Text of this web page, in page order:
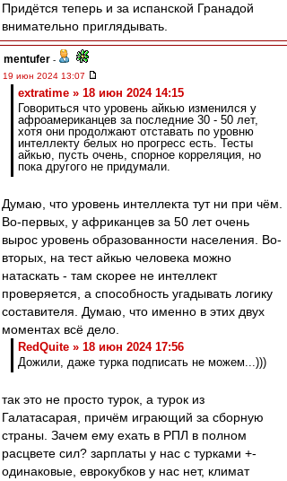
Придётся теперь и за испанской Гранадой
внимательно приглядывать.
mentufer -
19 июн 2024 13:07
extratime » 18 июн 2024 14:15
Говориться что уровень айкью изменился у
афроамериканцев за последние 30 - 50 лет,
хотя они продолжают отставать по уровню
интеллекту белых но прогресс есть. Тесты
айкью, пусть очень, спорное корреляция, но
пока другого не придумали.
Думаю, что уровень интеллекта тут ни при чём.
Во-первых, у африканцев за 50 лет очень
вырос уровень образованности населения. Во-
вторых, на тест айкью человека можно
натаскать - там скорее не интеллект
проверяется, а способность угадывать логику
составителя. Думаю, что именно в этих двух
моментах всё дело.
RedQuite » 18 июн 2024 17:56
Дожили, даже турка подписать не можем...)))
так это не просто турок, а турок из
Галатасарая, причём играющий за сборную
страны. Зачем ему ехать в РПЛ в полном
расцвете сил? зарплаты у нас с турками +-
одинаковые, еврокубков у нас нет, климат